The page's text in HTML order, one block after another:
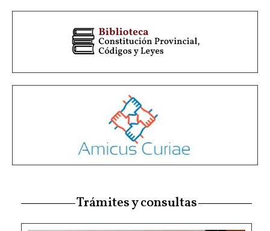
Trámites y consultas